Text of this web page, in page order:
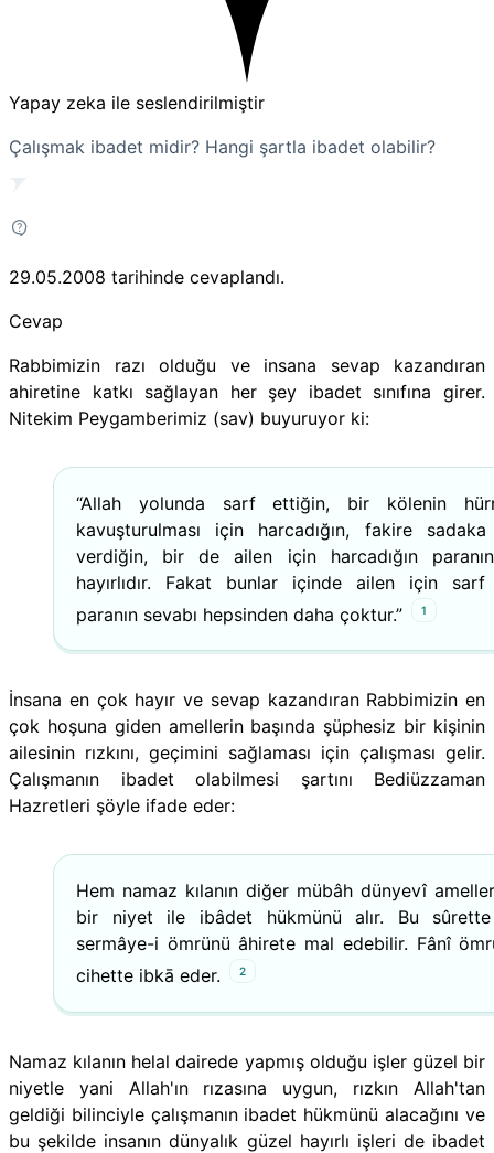
Yapay zeka ile seslendirilmiştir
Çalışmak ibadet midir? Hangi şartla ibadet olabilir?
29.05.2008 tarihinde cevaplandı.
Cevap
Rabbimizin razı olduğu ve insana sevap kazandıran
ahiretine katkı sağlayan her şey ibadet sınıfına girer.
Nitekim Peygamberimiz (sav) buyuruyor ki:
“Allah yolunda sarf ettiğin, bir kölenin
kavuşturulması için harcadığın, fakire
verdiğin, bir de ailen için harcadığın
hayırlıdır. Fakat bunlar içinde ailen için
paranın sevabı hepsinden daha çoktur.”
1
İnsana en çok hayır ve sevap kazandıran Rabbimizin en
çok hoşuna giden amellerin başında şüphesiz bir kişinin
ailesinin rızkını, geçimini sağlaması için çalışması gelir.
Çalışmanın ibadet olabilmesi şartını Bediüzzaman
Hazretleri şöyle ifade eder:
Hem namaz kılanın diğer mübâh dünyevî
bir niyet ile ibâdet hükmünü alır. Bu
sermâye-i ömrünü âhirete mal edebilir. Fânî
cihette ibkā eder.
2
Namaz kılanın helal dairede yapmış olduğu işler güzel bir
niyetle yani Allah'ın rızasına uygun, rızkın Allah'tan
geldiği bilinciyle çalışmanın ibadet hükmünü alacağını ve
bu şekilde insanın dünyalık güzel hayırlı işleri de ibadet